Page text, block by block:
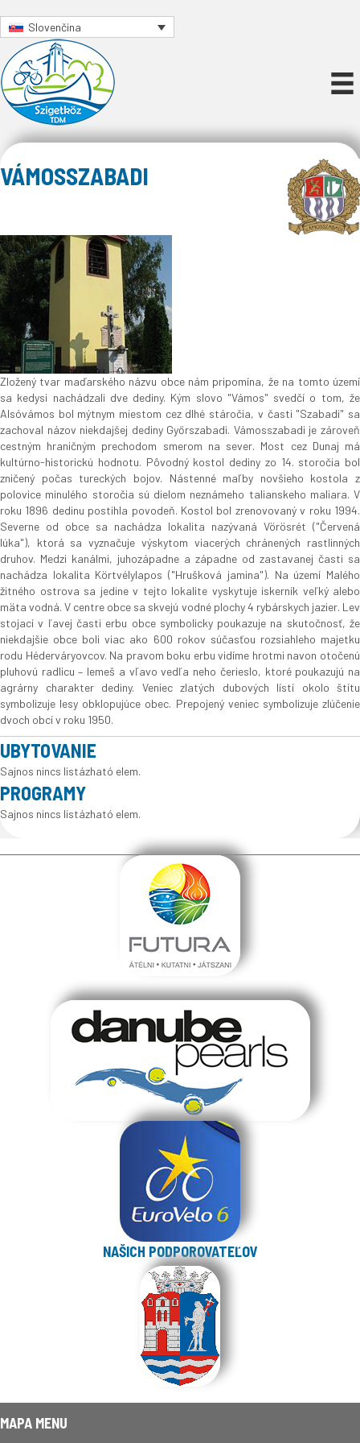
Slovenčina
VÁMOSSZABADI
Zložený tvar maďarského názvu obce nám pripomína, že na tomto území
sa kedysi nachádzali dve dediny. Kým slovo "Vámos" svedčí o tom, že
Alsóvámos bol mýtnym miestom cez dlhé stáročia, v časti "Szabadi" sa
zachoval názov niekdajšej dediny Győrszabadi. Vámosszabadi je zároveň
cestným hraničným prechodom smerom na sever. Most cez Dunaj má
kultúrno-historickú hodnotu. Pôvodný kostol dediny zo 14. storočia bol
zničený počas tureckých bojov. Nástenné maľby novšieho kostola z
polovice minulého storočia sú dielom neznámeho talianskeho maliara. V
roku 1896 dedinu postihla povodeň. Kostol bol zrenovovaný v roku 1994.
Severne od obce sa nachádza lokalita nazývaná Vörösrét ("Červená
lúka"), ktorá sa vyznačuje výskytom viacerých chránených rastlinných
druhov. Medzi kanálmi, juhozápadne a západne od zastavanej časti sa
nachádza lokalita Körtvélylapos ("Hrušková jamina"). Na území Malého
žitného ostrova sa jedine v tejto lokalite vyskytuje iskerník veľký alebo
mäta vodná. V centre obce sa skvejú vodné plochy 4 rybárskych jazier. Lev
stojací v ľavej časti erbu obce symbolicky poukazuje na skutočnosť, že
niekdajšie obce boli viac ako 600 rokov súčasťou rozsiahleho majetku
rodu Héderváryovcov. Na pravom boku erbu vidíme hrotmi navon otočenú
pluhovú radlicu – lemeš a vľavo vedľa neho čerieslo, ktoré poukazujú na
agrárny charakter dediny. Veniec zlatých dubových lístí okolo štítu
symbolizuje lesy obklopujúce obec. Prepojený veniec symbolizuje zlúčenie
dvoch obcí v roku 1950.
UBYTOVANIE
Sajnos nincs listázható elem.
PROGRAMY
Sajnos nincs listázható elem.
NAŠICH PODPOROVATEĽOV
MAPA MENU